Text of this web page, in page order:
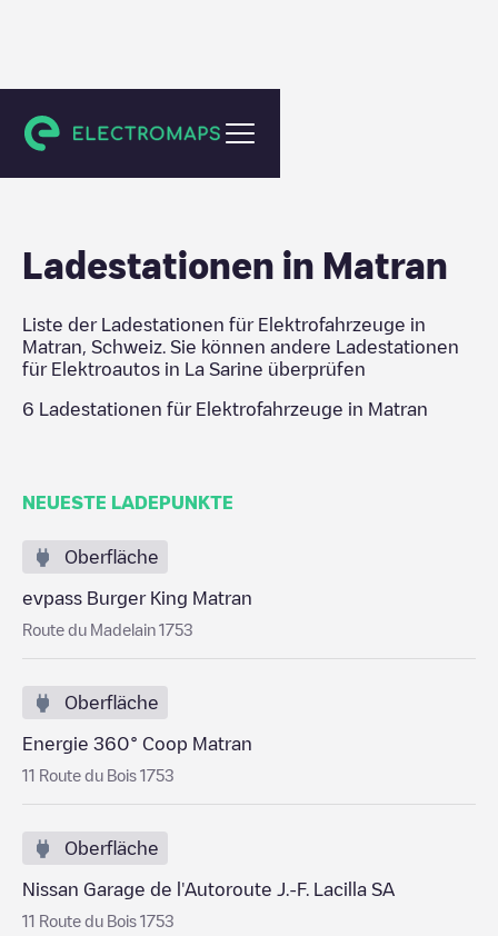
La Sarine
Ladestationen in Matran
Liste der Ladestationen für Elektrofahrzeuge in
Matran
Schweiz . Sie können andere Ladestationen
für Elektroautos in
La Sarine überprüfen
6 Ladestationen für Elektrofahrzeuge in Matran
NEUESTE LADEPUNKTE
Oberfläche
evpass Burger King Matran
Route du Madelain 1753
Oberfläche
Energie 360° Coop Matran
11 Route du Bois 1753
Oberfläche
Nissan Garage de l'Autoroute J.-F. Lacilla SA
11 Route du Bois 1753